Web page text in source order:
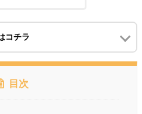
コチラ
目次